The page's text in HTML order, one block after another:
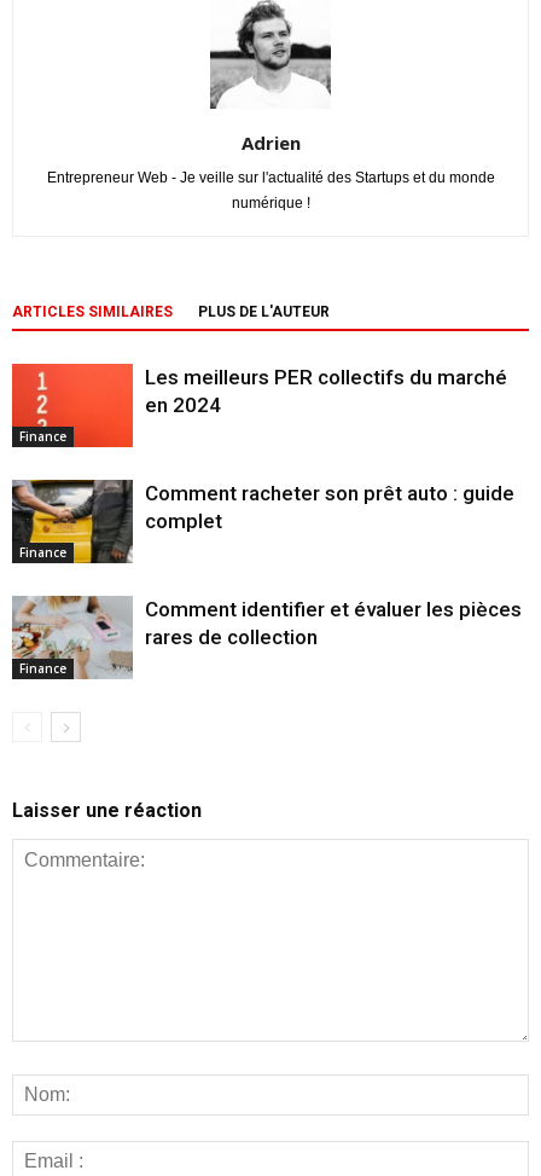
Adrien
Entrepreneur Web - Je veille sur l'actualité des Startups et du monde
numérique !
ARTICLES SIMILAIRES PLUS DE L'AUTEUR
Finance
Les meilleurs PER collectifs du marché
en 2024
Finance
Comment racheter son prêt auto : guide
complet
Finance
Comment identifier et évaluer les pièces
rares de collection
Laisser une réaction